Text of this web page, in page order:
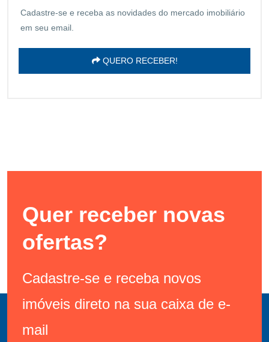
Cadastre-se e receba as novidades do mercado imobiliário
em seu email.
QUERO RECEBER!
Quer receber novas
ofertas?
Cadastre-se e receba novos
imóveis direto na sua caixa de e-
mail